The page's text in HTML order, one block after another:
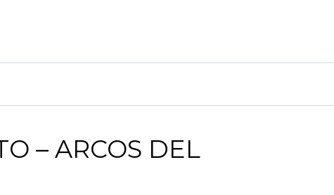
– ARCOS DEL